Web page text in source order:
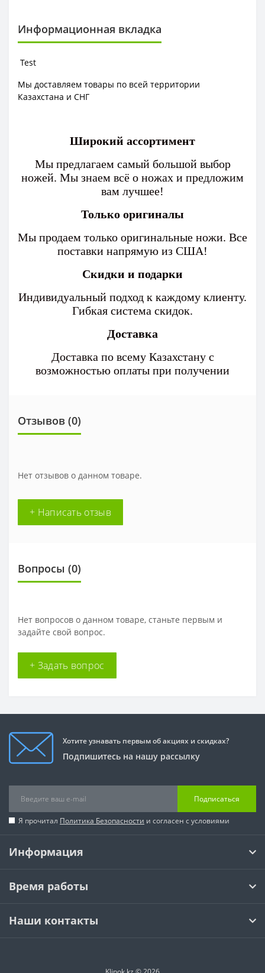
Информационная вкладка
Test
Мы доставляем товары по всей территории
Казахстана и СНГ
Широкий ассортимент
Мы предлагаем самый большой выбор
ножей. Мы знаем всё о ножах и предложим
вам лучшее!
Только оригиналы
Мы продаем только оригинальные ножи. Все
поставки напрямую из США!
Скидки и подарки
Индивидуальный подход к каждому клиенту.
Гибкая система скидок.
Доставка
Доставка по всему Казахстану с
возможностью оплаты при получении
Отзывов (0)
Нет отзывов о данном товаре.
+ Написать отзыв
Вопросы (0)
Нет вопросов о данном товаре, станьте первым и
задайте свой вопрос.
+ Задать вопрос
Хотите узнавать первым об акциях и скидках?
Подпишитесь на нашу рассылку
Подписаться
Я прочитал Политика Безопасности и согласен с условиями
Информация
Время работы
Наши контакты